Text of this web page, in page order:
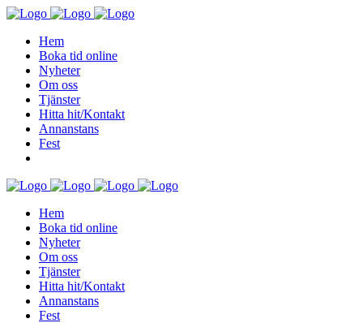
Hem
Boka tid online
Nyheter
Om oss
Tjänster
Hitta hit/Kontakt
Annanstans
Fest
Hem
Boka tid online
Nyheter
Om oss
Tjänster
Hitta hit/Kontakt
Annanstans
Fest